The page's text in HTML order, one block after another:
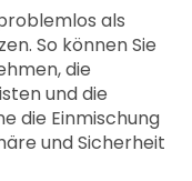
als
So können Sie
die
und die
die Einmischung
und Sicherheit